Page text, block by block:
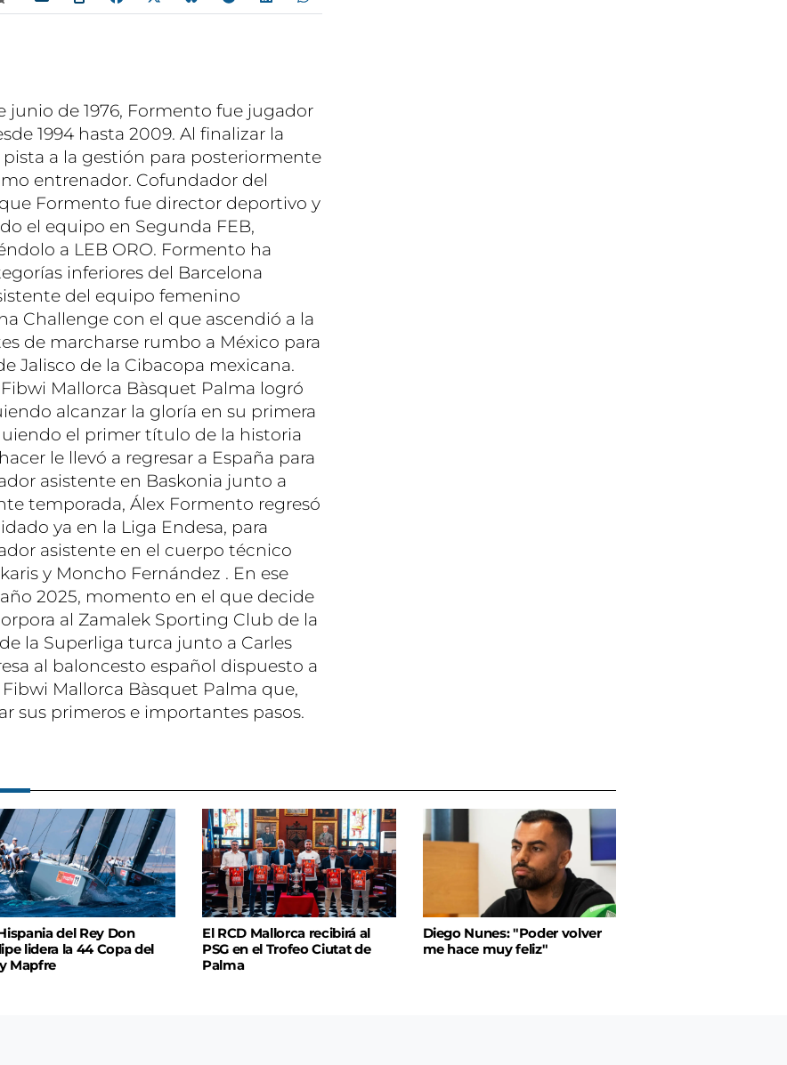
junio de 1976, Formento fue jugador
1994 hasta 2009. Al finalizar la
a la gestión para posteriormente
entrenador. Cofundador del
Formento fue director deportivo y
el equipo en Segunda FEB,
a LEB ORO. Formento ha
inferiores del Barcelona
del equipo femenino
Challenge con el que ascendió a la
de marcharse rumbo a México para
Jalisco de la Cibacopa mexicana.
Mallorca Bàsquet Palma logró
alcanzar la gloría en su primera
el primer título de la historia
le llevó a regresar a España para
asistente en Baskonia junto a
temporada, Álex Formento regresó
ya en la Liga Endesa, para
asistente en el cuerpo técnico
y Moncho Fernández . En ese
2025, momento en el que decide
al Zamalek Sporting Club de la
la Superliga turca junto a Carles
al baloncesto español dispuesto a
Mallorca Bàsquet Palma que,
sus primeros e importantes pasos.
del Rey Don
lidera la 44 Copa del
Mapfre
El RCD Mallorca recibirá al
PSG en el Trofeo Ciutat de
Palma
Diego Nunes: "Poder volver
me hace muy feliz"